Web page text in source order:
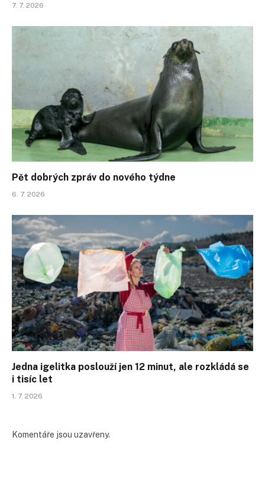
7. 7. 2026
Pět dobrých zpráv do nového týdne
6. 7. 2026
Jedna igelitka poslouží jen 12 minut, ale rozkládá se
i tisíc let
1. 7. 2026
Komentáře jsou uzavřeny.